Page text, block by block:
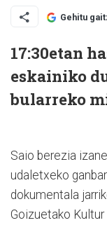
Gehitu
17:30etan
eskainiko
bularreko
Saio berezia
udaletxeko
dokumentala
Goizuetako